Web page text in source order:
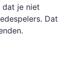
dat je niet
Dat